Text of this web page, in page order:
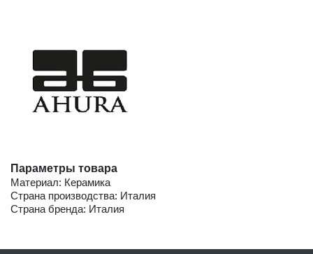
Параметры товара
Материал: Керамика
Страна производства: Италия
Страна бренда: Италия